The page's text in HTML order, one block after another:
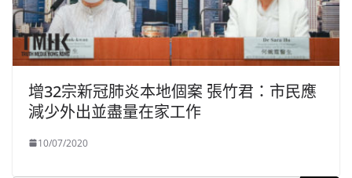
增32宗新冠肺炎本地個案 張竹君：市民應
減少外出並盡量在家工作
10/07/2020